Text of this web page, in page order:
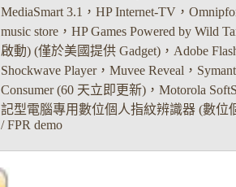
MediaSmart 3.1，HP Internet-TV，
music store，HP Games Powered by Wild
啟動) (僅於美國提供 Gadget)，Adobe
Shockwave Player，Muvee Reveal，
Consumer (60 天立即更新)，Motorola
記型電腦專用數位個人指紋辨識器 (數位
/ FPR demo